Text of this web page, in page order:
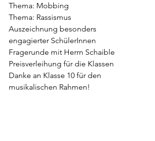
Thema: Mobbing
Thema: Rassismus
Auszeichnung besonders
engagierter SchülerInnen
Fragerunde mit Herrn Schaible
Preisverleihung für die Klassen
Danke an Klasse 10 für den
musikalischen Rahmen!